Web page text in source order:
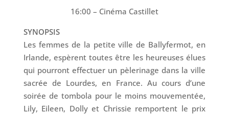
16:00 – Cinéma Castillet
SYNOPSIS
Les femmes de la petite ville de Ballyfermot, en
Irlande, espèrent toutes être les heureuses élues
qui pourront effectuer un pèlerinage dans la ville
sacrée de Lourdes, en France. Au cours d’une
soirée de tombola pour le moins mouvementée,
Lily, Eileen, Dolly et Chrissie remportent le prix